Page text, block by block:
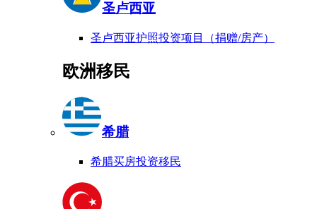
圣卢西亚
圣卢西亚护照投资项目（捐赠/房产）
欧洲移民
希腊
希腊买房投资移民